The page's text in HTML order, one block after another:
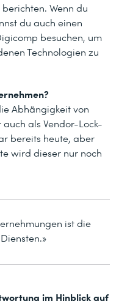
Wenn du
du auch einen
besuchen, um
Technologien zu
Abhängigkeit von
als Vendor-Lock-
bereits heute, aber
wird dieser nur noch
ist die
im Hinblick auf